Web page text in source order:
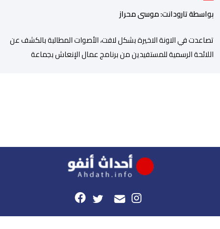
بواسطة تارودانت: موسى محراز
تصاعدت في الاونة الاخيرة بشكل لافت، الأصوات المطالبة بالكشف عن
اللائحة الرسمية للمستفيدين من برنامج عمال الإنعاش بجماعة